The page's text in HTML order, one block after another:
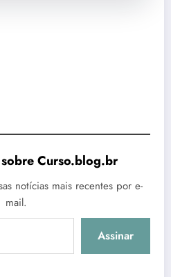
Curso.blog.br
notícias mais recentes por e-
mail.
Assinar